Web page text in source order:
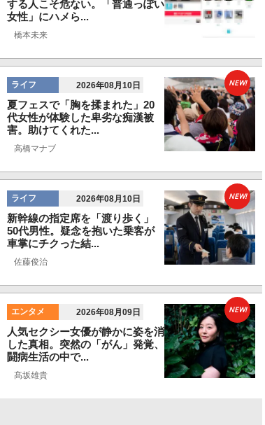
する人こそ危ない。「普通っぽい
女性」にハメら...
橋本未来
ライフ 2026年08月10日
夏フェスで「胸を揉まれた」20
代女性が体験した卑劣な痴漢被
害。助けてくれた...
高橋マナブ
NEW!
ライフ 2026年08月10日
新幹線の指定席を「渡り歩く」
50代男性。疑念を抱いた乗客が
車掌にチクった結...
佐藤俊治
NEW!
エンタメ 2026年08月09日
人気セクシー女優が静かに姿を消
した真相。突然の「がん」発覚、
闘病生活の中で...
髙坂雄貴
NEW!